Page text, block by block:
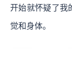
开始就怀疑了我
觉和身体。